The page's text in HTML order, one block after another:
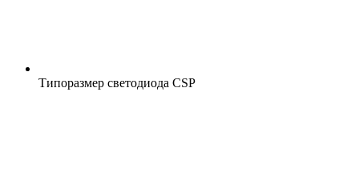
Типоразмер светодиода CSP